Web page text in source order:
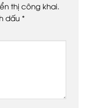
thị công khai.
dấu *